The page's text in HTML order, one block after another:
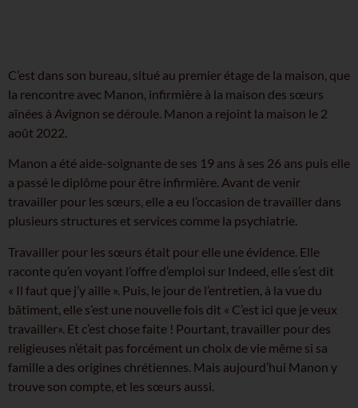
C’est dans son bureau, situé au premier étage de la maison, que
la rencontre avec Manon, infirmière à la maison des sœurs
aînées à Avignon se déroule. Manon a rejoint la maison le 2
août 2022.
Manon a été aide-soignante de ses 19 ans à ses 26 ans puis elle
a passé le diplôme pour être infirmière. Avant de venir
travailler pour les sœurs, elle a eu l’occasion de travailler dans
plusieurs structures et services comme la psychiatrie.
Travailler pour les sœurs était pour elle une évidence. Elle
raconte qu’en voyant l’offre d’emploi sur Indeed, elle s’est dit
« Il faut que j’y aille ». Puis, le jour de l’entretien, à la vue du
bâtiment, elle s’est une nouvelle fois dit « C’est ici que je veux
travailler». Et c’est chose faite ! Pourtant, travailler pour des
religieuses n’était pas forcément un choix de vie même si sa
famille a des origines chrétiennes. Mais aujourd’hui Manon y
trouve son compte, et les sœurs aussi.